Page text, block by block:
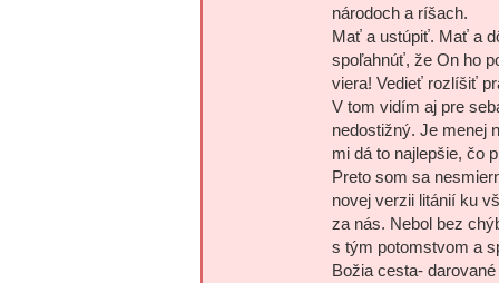
národoch a ríšach.
Mať a ustúpiť. Mať a
spoľahnúť, že On ho
viera! Vedieť rozlíšiť
V tom vidím aj pre
nedostižný. Je menej
mi dá to najlepšie, čo
Preto som sa
novej verzii litánií ku
za nás. Nebol bez
s tým potomstvom a
Božia cesta-